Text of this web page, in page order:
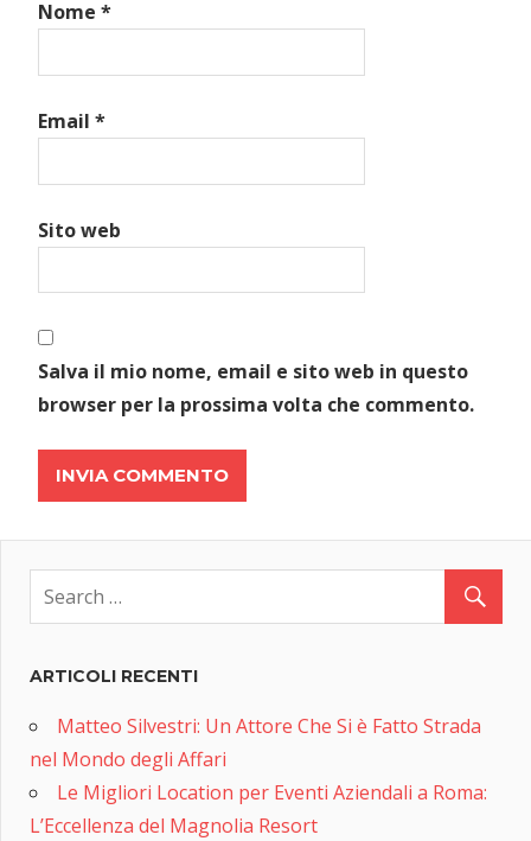
Nome *
Email *
Sito web
Salva il mio nome, email e sito web in questo
browser per la prossima volta che commento.
ARTICOLI RECENTI
Matteo Silvestri: Un Attore Che Si è Fatto Strada
nel Mondo degli Affari
Le Migliori Location per Eventi Aziendali a Roma:
L’Eccellenza del Magnolia Resort